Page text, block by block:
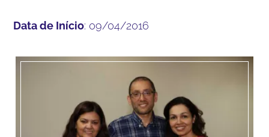
Data de Início: 09/04/2016